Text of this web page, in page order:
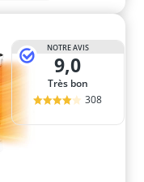
NOTRE AVIS
9,0
Très bon
308